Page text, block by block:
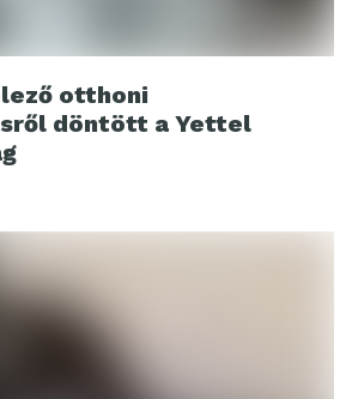
otthoni
döntött a Yettel